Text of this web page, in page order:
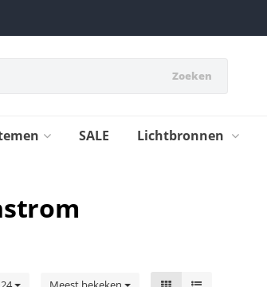
Zoeken
SALE Lichtbronnen